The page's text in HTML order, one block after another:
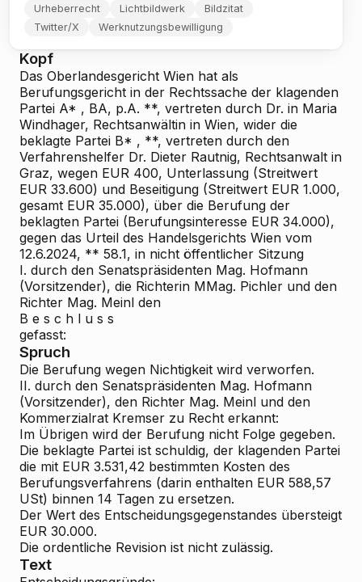
Urheberrecht Lichtbildwerk
Bildzitat
Twitter/X
Werknutzungsbewilligung
Kopf
Das Oberlandesgericht Wien hat als
Berufungsgericht in der Rechtssache der klagenden
Partei A* , BA, p.A. **, vertreten durch Dr. in Maria
Windhager, Rechtsanwältin in Wien, wider die
beklagte Partei B* , **, vertreten durch den
Verfahrenshelfer Dr. Dieter Rautnig, Rechtsanwalt in
Graz, wegen EUR 400, Unterlassung (Streitwert
EUR 33.600) und Beseitigung (Streitwert EUR 1.000,
gesamt EUR 35.000), über die Berufung der
beklagten Partei (Berufungsinteresse EUR 34.000),
gegen das Urteil des Handelsgerichts Wien vom
12.6.2024, ** 58.1, in nicht öffentlicher Sitzung
I. durch den Senatspräsidenten Mag. Hofmann
(Vorsitzender), die Richterin MMag. Pichler und den
Richter Mag. Meinl den
B e s c h l u s s
gefasst:
Spruch
Die Berufung wegen Nichtigkeit wird verworfen.
II. durch den Senatspräsidenten Mag. Hofmann
(Vorsitzender), den Richter Mag. Meinl und den
Kommerzialrat Kremser zu Recht erkannt:
Im Übrigen wird der Berufung nicht Folge gegeben.
Die beklagte Partei ist schuldig, der klagenden Partei
die mit EUR 3.531,42 bestimmten Kosten des
Berufungsverfahrens (darin enthalten EUR 588,57
USt) binnen 14 Tagen zu ersetzen.
Der Wert des Entscheidungsgegenstandes übersteigt
EUR 30.000.
Die ordentliche Revision ist nicht zulässig.
Text